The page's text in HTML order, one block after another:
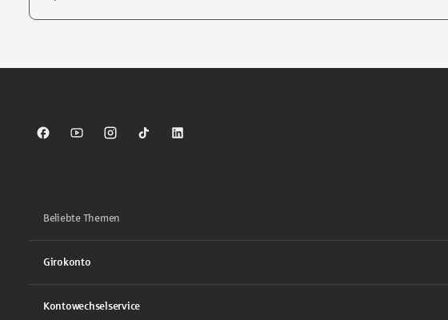
Sparkasse auf Facebook
Sparkasse auf Youtube
Sparkasse auf Instagram
Sparkasse auf TikTok
Sparkasse auf LinkedIn
Beliebte Themen
Girokonto
Kontowechselservice